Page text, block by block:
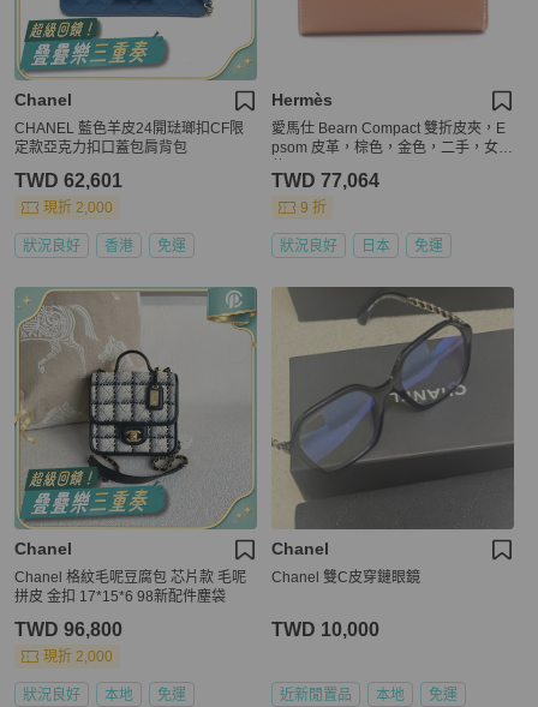
Chanel
CHANEL 藍色羊皮24開琺瑯扣CF限
定款亞克力扣口蓋包肩背包
TWD 62,601
現折 2,000
狀況良好 香港 免運
Hermès
愛馬仕 Bearn Compact 雙折皮夾，E
psom 皮革，棕色，金色，二手，女士
TWD 77,064
9 折
狀況良好 日本 免運
Chanel
Chanel 格紋毛呢豆腐包 芯片款 毛呢
拼皮 金扣 17*15*6 98新配件塵袋
TWD 96,800
現折 2,000
狀況良好 本地 免運
Chanel
Chanel 雙C皮穿鏈眼鏡
TWD 10,000
近新閒置品 本地 免運